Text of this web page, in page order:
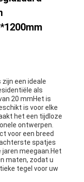
een ideale
als
20 mmHet is
is voor elke
het een tijdloze
ontwerpen.
voor een breed
spatjes
jaren meegaan.Het
maten, zodat u
tegel voor uw